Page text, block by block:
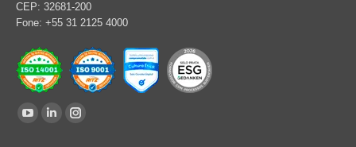
CEP: 32681-200
Fone: +55 31 2125 4000
Encontre-nos em:
LinkedinInstagram